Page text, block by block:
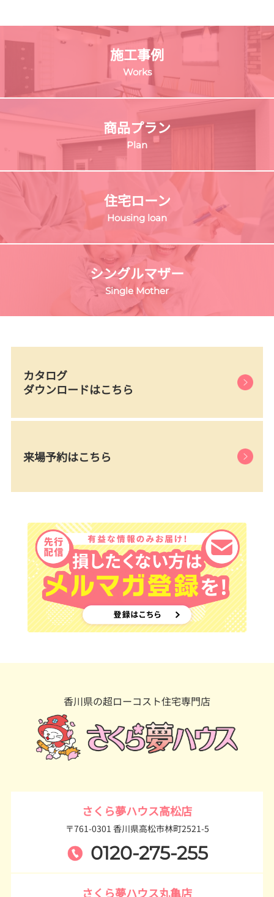
施工事例
Works
商品プラン
Plan
住宅ローン
Housing loan
シングルマザー
Single Mother
カタログ
ダウンロードはこちら
来場予約はこちら
香川県の超ローコスト住宅専門店
さくら夢ハウス高松店
〒761-0301 香川県高松市林町2521-5
0120-275-255
さくら夢ハウス丸亀店